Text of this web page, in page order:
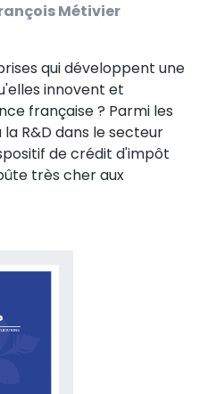
Métivier
qui développent une
innovent et
française ? Parmi les
R&D dans le secteur
de crédit d'impôt
très cher aux